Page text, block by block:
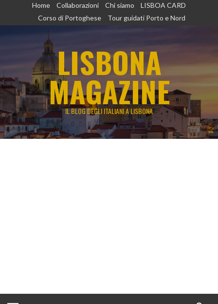
Home Collaborazioni Chi siamo
LISBOA CARD
Corso di Portoghese
Tour guidati Porto e Nord
LISBONA
MAGAZINE
IL BLOG DEGLI ITALIANI A LISBONA